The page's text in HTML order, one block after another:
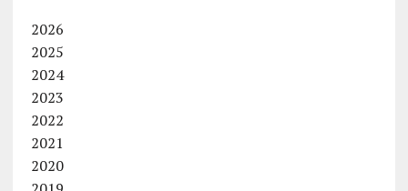
2026
2025
2024
2023
2022
2021
2020